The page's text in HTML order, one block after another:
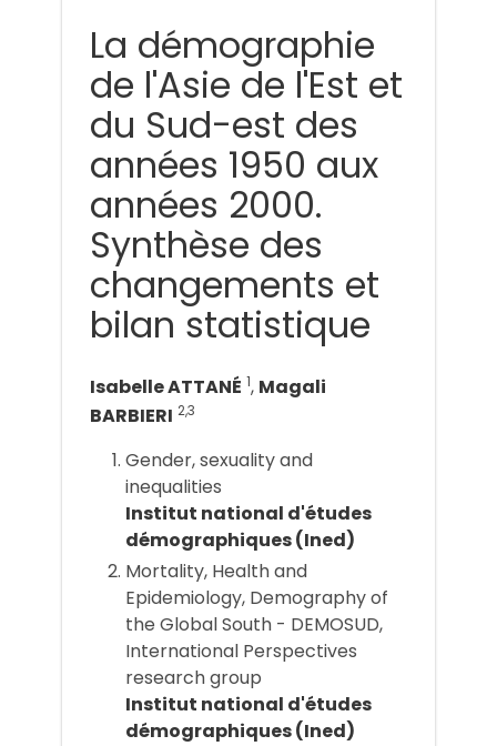
La démographie
de l'Asie de l'Est et
du Sud-est des
années 1950 aux
années 2000.
Synthèse des
changements et
bilan statistique
Isabelle ATTANÉ 1, Magali
BARBIERI 2,3
Gender, sexuality and
inequalities
Institut national d'études
démographiques (Ined)
Mortality, Health and
Epidemiology, Demography of
the Global South - DEMOSUD,
International Perspectives
research group
Institut national d'études
démographiques (Ined)